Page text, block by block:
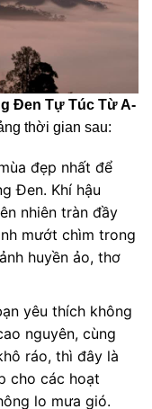
Đen Tự Túc Từ A-
thời gian sau:
đẹp nhất để
Đen. Khí hậu
nhiên tràn đầy
mướt chìm trong
huyền ảo, thơ
yêu thích không
nguyên, cùng
ráo, thì đây là
cho các hoạt
lo mưa gió.